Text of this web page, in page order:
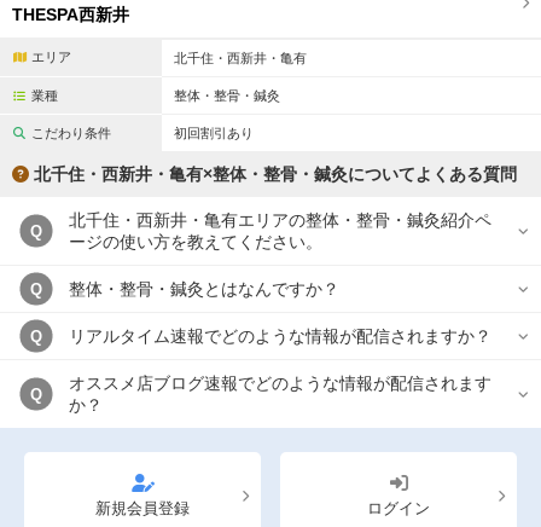
THESPA西新井
エリア 北千住・西新井・亀有
業種 整体・整骨・鍼灸
こだわり条件 初回割引あり
北千住・西新井・亀有×整体・整骨・鍼灸についてよくある質問
Q
北千住・西新井・亀有エリアの整体・整骨・鍼灸紹介ペ
ージの使い方を教えてください。
Q 整体・整骨・鍼灸とはなんですか？
Q リアルタイム速報でどのような情報が配信されますか？
Q
オススメ店ブログ速報でどのような情報が配信されます
か？
新規会員登録 ログイン